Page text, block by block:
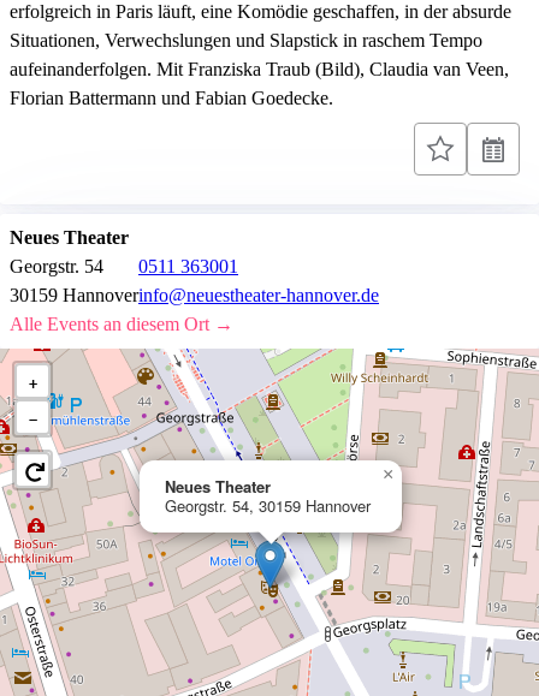
erfolgreich in Paris läuft, eine Komödie geschaffen, in der absurde
Situationen, Verwechslungen und Slapstick in raschem Tempo
aufeinanderfolgen. Mit Franziska Traub (Bild), Claudia van Veen,
Florian Battermann und Fabian Goedecke.
Neues Theater
Georgstr. 54
30159 Hannover
0511 363001
info@neuestheater-hannover.de
Alle Events an diesem Ort →
Neues Theater
Georgstr. 54, 30159 Hannover
×
+
−